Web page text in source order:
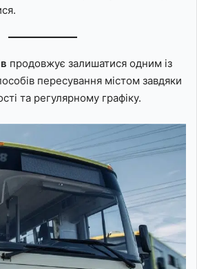
продовжує залишатися одним із
пересування містом завдяки
та регулярному графіку.